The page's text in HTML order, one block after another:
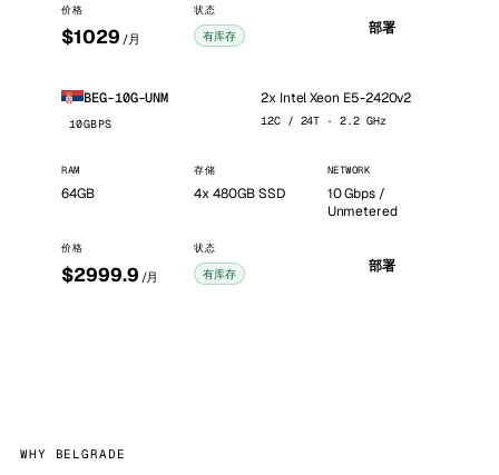
价格
$1029 /月
状态
有库存 部署
BEG-10G-UNM
10GBPS
2x Intel Xeon E5-2420v2
12C / 24T · 2.2 GHz
RAM
64GB
存储
4x 480GB SSD
NETWORK
10 Gbps /
Unmetered
价格
$2999.9 /月
状态
有库存 部署
WHY BELGRADE